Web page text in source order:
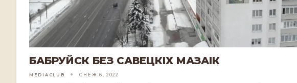
БАБРУЙСК БЕЗ САВЕЦКІХ МАЗАІК
MEDIACLUB СНЕЖ 6, 2022